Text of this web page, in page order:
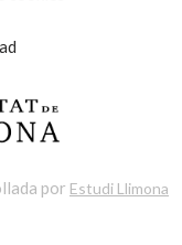
por Estudi Llimona